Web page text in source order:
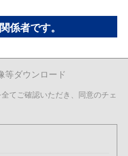
係者です。
等ダウンロード
てご確認いただき、同意のチェ